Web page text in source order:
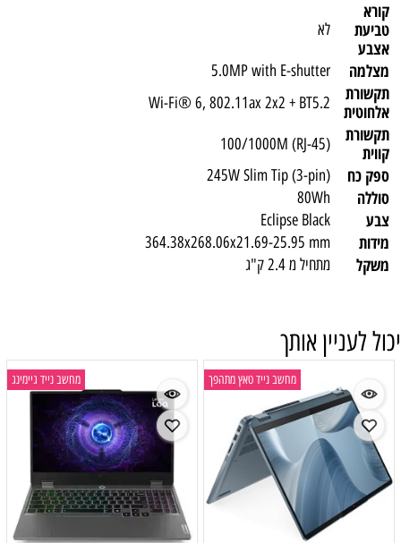
קורא
טביעת
אצבע
לא
מצלמה 5.0MP with E-shutter
תקשורת
אלחוטית
Wi-Fi® 6, 802.11ax 2x2 + BT5.2
תקשורת
קווית
100/1000M (RJ-45)
ספק כח 245W Slim Tip (3-pin)
סוללה 80Wh
צבע Eclipse Black
מידות 364.38x268.06x21.69-25.95 mm
משקל מתחיל מ 2.4 ק"ג
יכול לעניין אותך
מחשב נייד טאץ מתהפך מחשב נייד גיימינג